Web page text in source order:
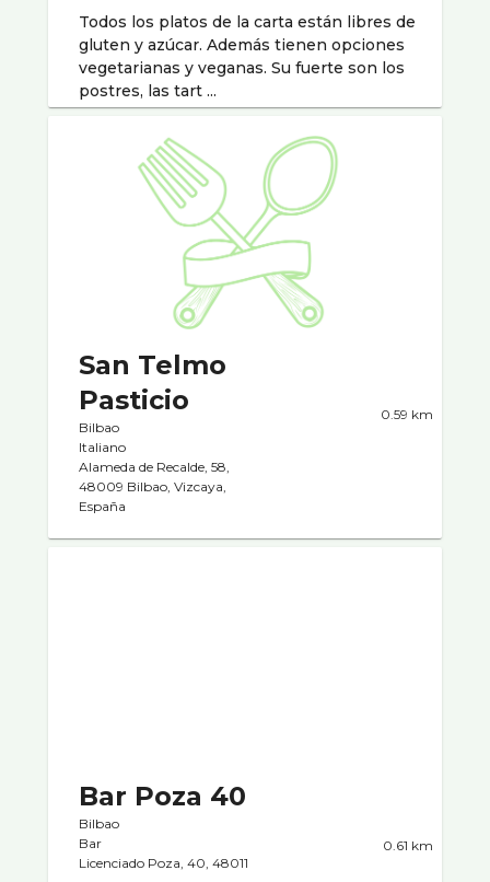
Todos los platos de la carta están libres de
gluten y azúcar. Además tienen opciones
vegetarianas y veganas. Su fuerte son los
postres, las tart ...
San Telmo
Pasticio
Bilbao
Italiano
Alameda de Recalde, 58,
48009 Bilbao, Vizcaya,
España
0.59 km
Bar Poza 40
Bilbao
Bar
Licenciado Poza, 40, 48011
0.61 km